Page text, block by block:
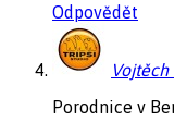
Odpovědět
Porodnice v